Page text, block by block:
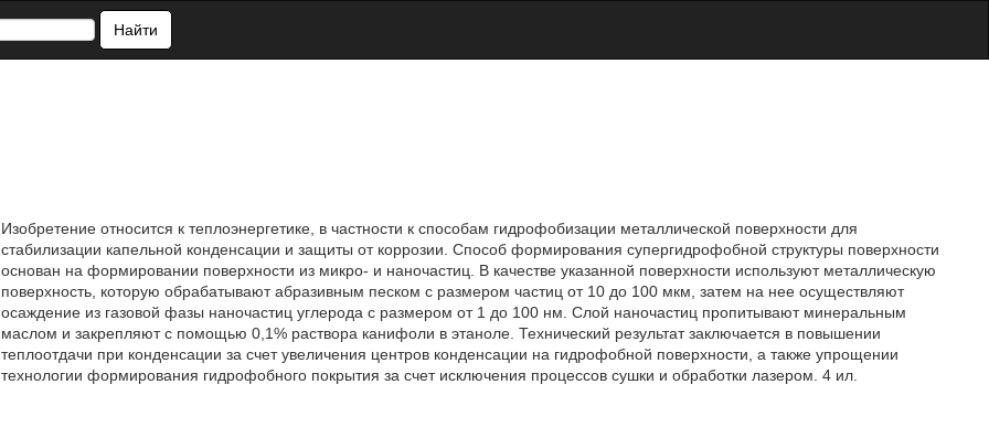
Найти
Изобретение относится к теплоэнергетике, в частности к способам гидрофобизации металлической поверхности для
стабилизации капельной конденсации и защиты от коррозии. Способ формирования супергидрофобной структуры поверхности
основан на формировании поверхности из микро- и наночастиц. В качестве указанной поверхности используют металлическую
поверхность, которую обрабатывают абразивным песком с размером частиц от 10 до 100 мкм, затем на нее осуществляют
осаждение из газовой фазы наночастиц углерода с размером от 1 до 100 нм. Слой наночастиц пропитывают минеральным
маслом и закрепляют с помощью 0,1% раствора канифоли в этаноле. Технический результат заключается в повышении
теплоотдачи при конденсации за счет увеличения центров конденсации на гидрофобной поверхности, а также упрощении
технологии формирования гидрофобного покрытия за счет исключения процессов сушки и обработки лазером. 4 ил.